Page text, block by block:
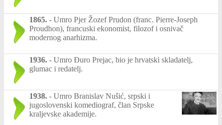
1865. - Umro Pjer Žozef Prudon (franc. Pierre-Joseph
Proudhon), francuski ekonomist, filozof i osnivač
modernog anarhizma.
1936. - Umro Đuro Prejac, bio je hrvatski skladatelj,
glumac i redatelj.
1938. - Umro Branislav Nušić, srpski i
jugoslovenski komediograf, član Srpske
kraljevske akademije.